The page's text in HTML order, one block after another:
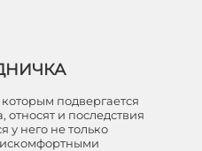
подвергается
относят и последствия
у него не только